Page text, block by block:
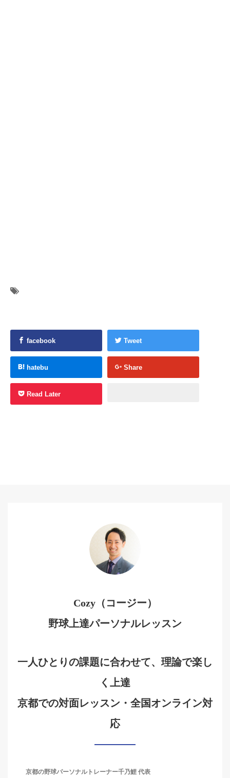
facebook Tweet
hatebu Share
Read Later
Cozy（コージー）
野球上達パーソナルレッスン
一人ひとりの課題に合わせて、理論で楽し
く上達
京都での対面レッスン・全国オンライン対
応
京都の野球パーソナルトレーナー千乃鯉 代表